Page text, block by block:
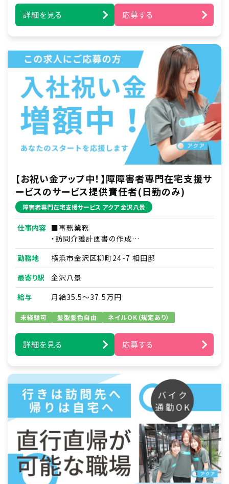
■身体介護支援
起床から就寝の間で介助及び、ご自宅での自立
例）食事・入浴・排せつ介助・着替え・洗顔・歯磨
きなどの生活動作のサポートなど
※重度の肢体不自由者へのサポート含む（資格
保有者）
詳細を見る 応募する
【お祝い金アップ中！】障障害者専門在宅支援サ
ービスのサービス提供責任者(日勤のみ)
障害者専門在宅支援サービス アクア 金沢八景
仕事内容 ■事務業務
・訪問介護計画書の作成
・介護、看護の提携先との調整
・研修資料作成
■訪問介護実務
・新規利用者支援プラン作成と職員への指導
・家事支援：日用品の買い物代行・薬の受け取り
の代行など
・移動支援：通勤通学の送り迎え・サークル活動
や趣味への同伴など
例）ズーラシア見学／アイドルショップへの買い
物同行／アイドルコンサートへの同伴
※直行直帰
※夜勤なし
勤務地
横浜市金沢区柳町24-7 相田邸
最寄り駅
金沢八景
給与
月給35.5～37.5万円
未経験可 髪型髪色自由 ネイルOK（規定あり）
詳細を見る 応募する